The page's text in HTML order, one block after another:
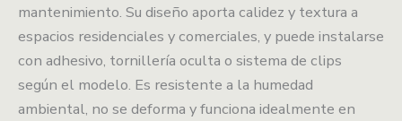
mantenimiento. Su diseño aporta calidez y textura a
espacios residenciales y comerciales, y puede instalarse
con adhesivo, tornillería oculta o sistema de clips
según el modelo. Es resistente a la humedad
ambiental, no se deforma y funciona idealmente en